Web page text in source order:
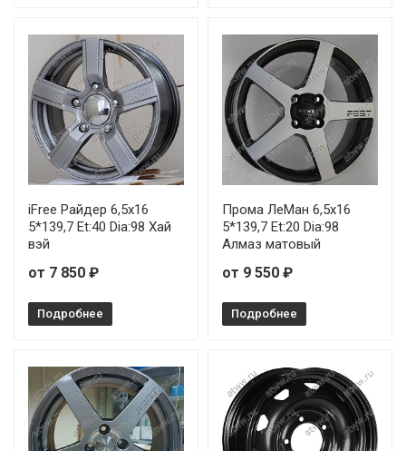
iFree Райдер 6,5x16
5*139,7 Et:40 Dia:98 Хай
вэй
от 7 850 ₽
Подробнее
Прома ЛеМан 6,5x16
5*139,7 Et:20 Dia:98
Алмаз матовый
от 9 550 ₽
Подробнее